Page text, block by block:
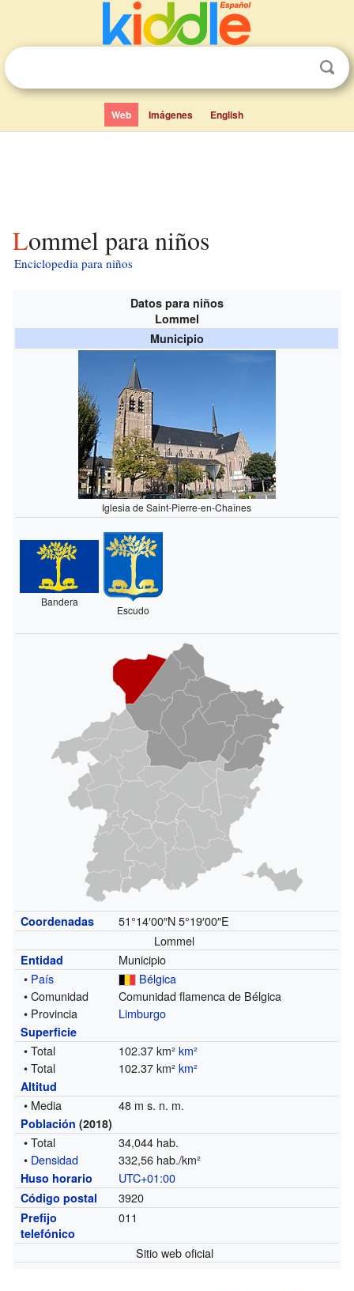
Web Imágenes English
Lommel para niños
Enciclopedia para niños
Datos para niños
Lommel
Municipio
Iglesia de Saint-Pierre-en-Chaînes
Bandera
Escudo
Coordenadas 51°14′00″N 5°19′00″E
Lommel
Entidad
Municipio
• País
Bélgica
• Comunidad
Comunidad flamenca de Bélgica
• Provincia
Limburgo
Superficie
• Total 102.37 km²km²
• Total
102.37 km²km²
Altitud
• Media 48 m s. n. m.
Población (2018)
• Total
34,044 hab.
• Densidad 332,56 hab./km²
Huso horario UTC+01:00
Código postal 3920
Prefijo
telefónico
011
Sitio web oficial